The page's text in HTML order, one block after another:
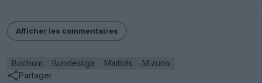
Afficher les commentaires
Bochum Bundesliga Maillots
Mizuno
Partager